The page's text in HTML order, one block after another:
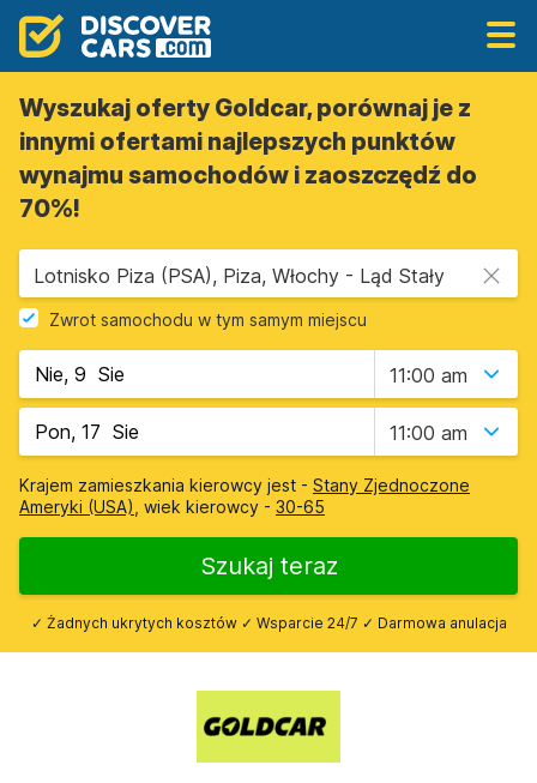
Wyszukaj oferty Goldcar, porównaj je z
innymi ofertami najlepszych punktów
wynajmu samochodów i zaoszczędź do
70%!
Lotnisko Piza (PSA), Piza, Włochy - Ląd Stały
Zwrot samochodu w tym samym miejscu
11:00 am
11:00 am
Krajem zamieszkania kierowcy jest - Stany Zjednoczone
Ameryki (USA) , wiek kierowcy - 30-65
Szukaj teraz
✓ Żadnych ukrytych kosztów ✓ Wsparcie 24/7 ✓ Darmowa anulacja